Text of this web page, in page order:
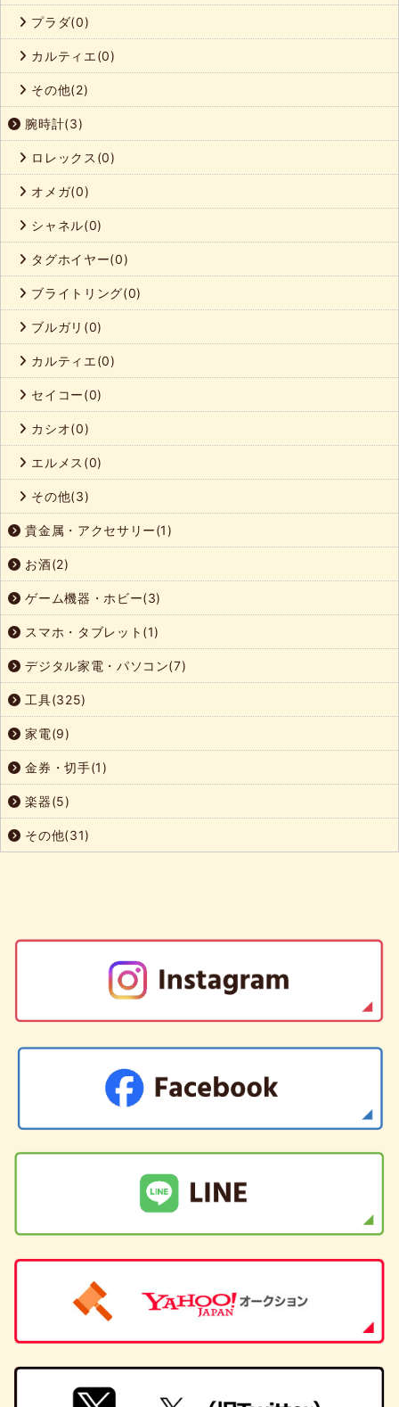
プラダ(0)
カルティエ(0)
その他(2)
腕時計(3)
ロレックス(0)
オメガ(0)
シャネル(0)
タグホイヤー(0)
ブライトリング(0)
ブルガリ(0)
カルティエ(0)
セイコー(0)
カシオ(0)
エルメス(0)
その他(3)
貴金属・アクセサリー(1)
お酒(2)
ゲーム機器・ホビー(3)
スマホ・タブレット(1)
デジタル家電・パソコン(7)
工具(325)
家電(9)
金券・切手(1)
楽器(5)
その他(31)